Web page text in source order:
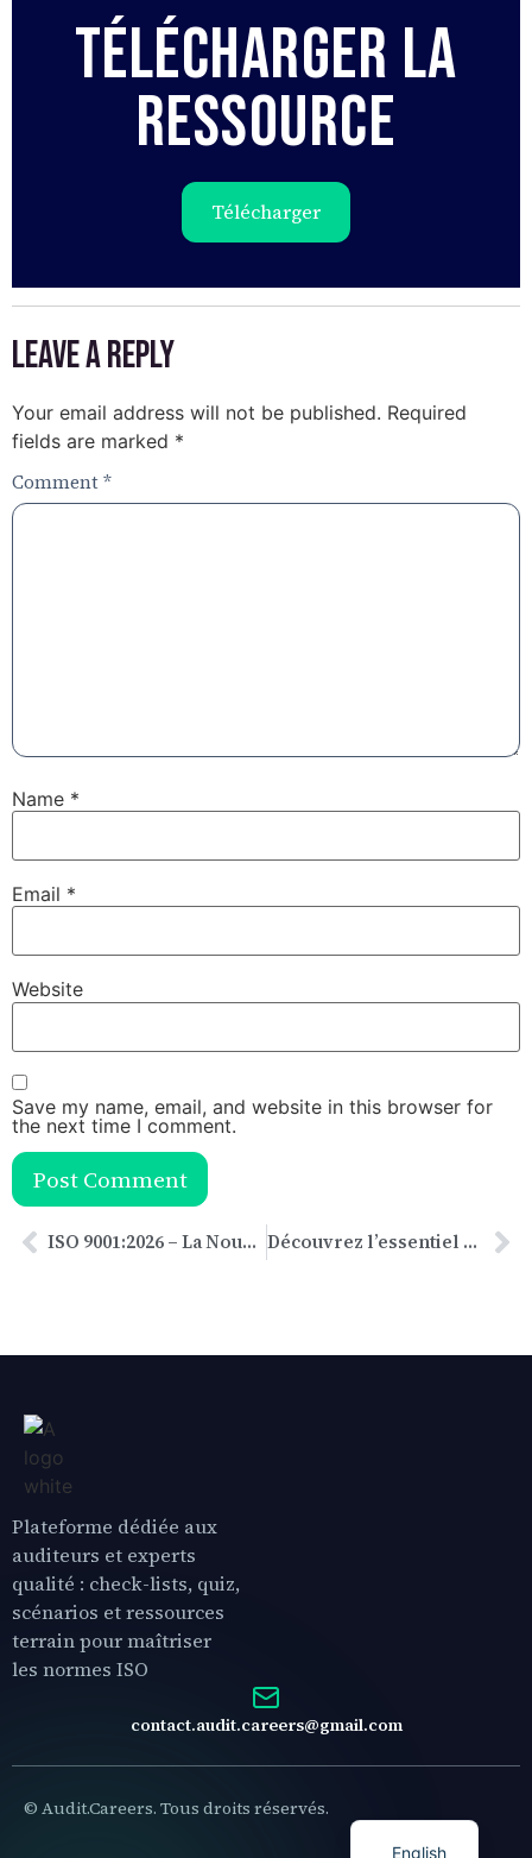
Télécharger La
Ressource
Télécharger
Leave a Reply
Your email address will not be published. Required
fields are marked *
Comment*
Name *
Email *
Website
Save my name, email, and website in this browser for
the next time I comment.
ISO 9001:2026 – La Nouvelle Norme Qualité en Marche Découvrez l’essentiel de la HSE en un clin d’œil : PDF gratuit + Quiz géant de 100 questions ! 🚀
Plateforme dédiée aux
auditeurs et experts
qualité : check-lists, quiz,
scénarios et ressources
terrain pour maîtriser
les normes ISO
contact.audit.careers@gmail.com
© Audit.Careers. Tous droits réservés.
English